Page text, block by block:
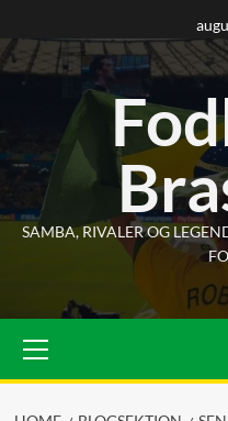
to
content
SAMBA, RIVALER OG
Menu